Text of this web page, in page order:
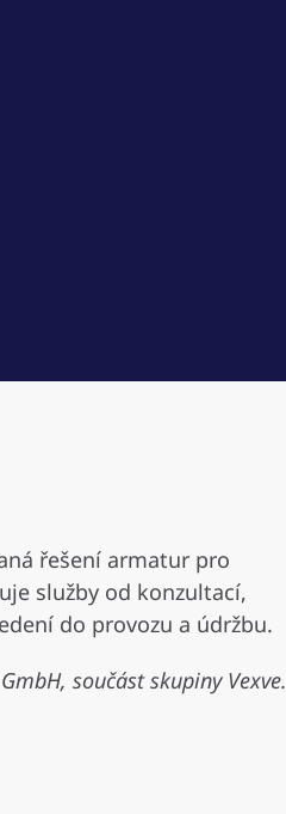
řešení armatur pro
služby od konzultací,
do provozu a údržbu.
součást skupiny Vexve.